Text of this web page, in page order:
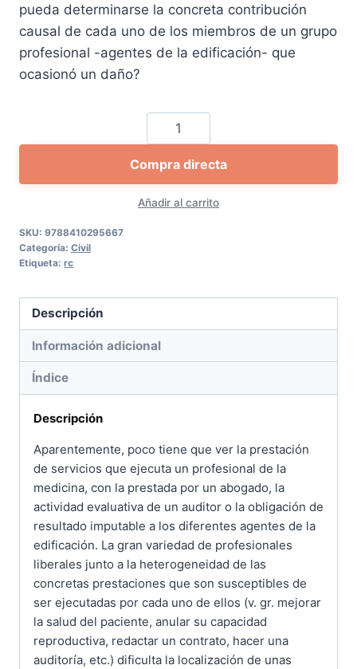
pueda determinarse la concreta contribución
causal de cada uno de los miembros de un grupo
profesional -agentes de la edificación- que
ocasionó un daño?
Responsabilidad
civil
por
negligencia
profesional
Añadir al carrito
Compra directa
SKU: 9788410295667
Categoría: Civil
Etiqueta: rc
Descripción
Información adicional
Índice
Descripción
Aparentemente, poco tiene que ver la prestación
de servicios que ejecuta un profesional de la
medicina, con la prestada por un abogado, la
actividad evaluativa de un auditor o la obligación de
resultado imputable a los diferentes agentes de la
edificación. La gran variedad de profesionales
liberales junto a la heterogeneidad de las
concretas prestaciones que son susceptibles de
ser ejecutadas por cada uno de ellos (v. gr. mejorar
la salud del paciente, anular su capacidad
reproductiva, redactar un contrato, hacer una
auditoría, etc.) dificulta la localización de unas